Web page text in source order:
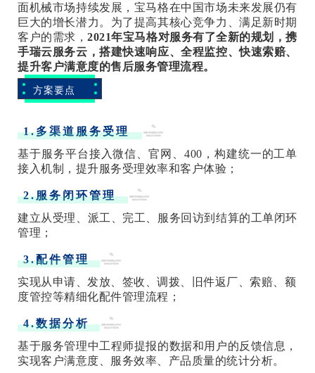
面机械市场持续发展，宝马格在中国市场未来发展仍有
巨大的增长潜力。为了提高其核心竞争力、满足新时期
客户的需求，2021年宝马格对服务有了全新的规划，携
手瑞云服务云，搭建快速响应、全程监控、快速索赔、
提升客户满意度的售后服务管理流程。
方案要点
1.多渠道服务受理
基于服务平台接入微信、官网、400，构建统一的工单
接入机制，提升服务受理效率和客户体验；
2.服务闭环管理
建立从受理、派工、完工、服务回访到结算的工单闭环
管理；
3.配件管理
实现从申请、发放、签收、调拨、旧件返厂、索赔、额
度管控等精细化配件管理流程；
4.数据分析
基于服务管理中工程师提报的数据和用户的反馈信息，
实现客户满意度、服务效率、产品质量的统计分析。